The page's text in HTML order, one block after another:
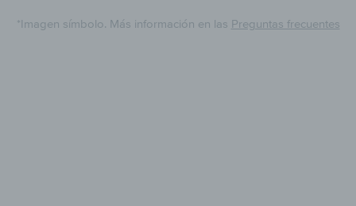
*Imagen símbolo. Más información en las Preguntas frecuentes